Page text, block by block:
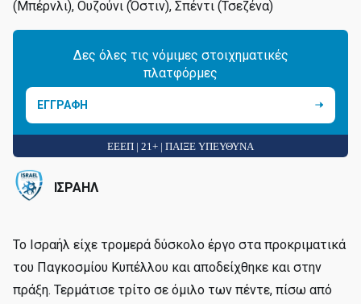
(Μπέρνλι), Ουζούνι (Όστιν), Σπέντι (Τσεζένα)
Δες όλες τις νόμιμες στοιχηματικές
πλατφόρμες
ΕΓΓΡΑΦΗ
ΕΕΕΠ | 21+ | ΠΑΙΞΕ ΥΠΕΥΘΥΝΑ
ΙΣΡΑΗΛ
To Ισραήλ είχε τρομερά δύσκολο έργο στα προκριματικά
του Παγκοσμίου Κυπέλλου και αποδείχθηκε και στην
πράξη. Τερμάτισε τρίτο σε όμιλο των πέντε, πίσω από